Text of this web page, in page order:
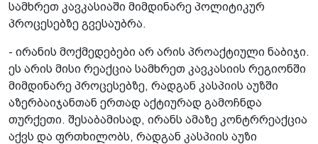
სამხრეთ კავკასიაში მიმდინარე პოლიტიკურ
პროცესებზე გვესაუბრა.
- ირანის მოქმედებები არ არის პროაქტიული ნაბიჯი.
ეს არის მისი რეაქცია სამხრეთ კავკასიის რეგიონში
მიმდინარე პროცესებზე, რადგან კასპიის აუზში
აზერბაიჯანთან ერთად აქტიურად გამოჩნდა
თურქეთი. შესაბამისად, ირანს ამაზე კონტრრეაქცია
აქვს და ფრთხილობს, რადგან კასპიის აუზი